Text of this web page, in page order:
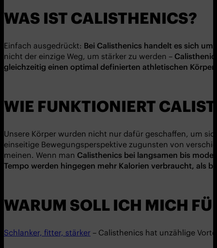
WAS IST CALISTHENICS?
Einfach ausgedrückt: Bei Calisthenics handelt es sich
nicht der einzige Weg, um stärker zu werden –
gleichzeitig einen optimal definierten athletischen Körper
WIE FUNKTIONIERT
Unsere Körper wurden nicht nur dafür geschaffen, um
einseitige Bewegungsperspektive zugunsten von
meinen. Wenn man Calisthenics bei langsamen bis
Tempo werden hingegen mehr Kalorien verbraucht, als
WARUM SOLL ICH MICH
Schlanker, fitter, stärker – Calisthenics hat unzählige